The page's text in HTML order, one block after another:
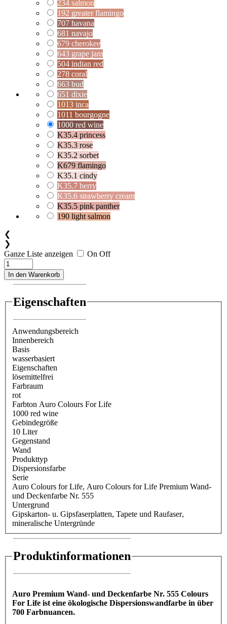
234 salmon
192 greater flamingo
707 havana
681 navajo
679 cherokee
643 grape jam
504 indian red
278 coral
663 bud
651 dixie
1013 inca
1011 bourgogne
1000 red wine
K35.4 princess
K35.3 rose
K35.2 sorbet
K679 flamingo
K35.1 cindy
K35.7 berry
K35.6 strawberry cream
K35.5 pink panther
190 light salmon
❮
❯
Ganze Liste anzeigen
On Off
In den Warenkorb
Eigenschaften
Anwendungsbereich
Innenbereich
Basis
wasserbasiert
Eigenschaften
lösemittelfrei
Farbraum
rot
Farbton Auro Colours For Life
1000 red wine
Gebindegröße
10 Liter
Gegenstand
Wand
Produkttyp
Dispersionsfarbe
Serie
Auro Colours for Life, Auro Colours for Life Premium Wand-
und Deckenfarbe Nr. 555
Untergrund
Gipskarton- u. Gipsfaserplatten, Tapete und Raufaser,
mineralische Untergründe
Produktinformationen
Auro Premium Wand- und Deckenfarbe Nr. 555 Colours
For Life ist eine ökologische Dispersionswandfarbe in über
700 Farbnuancen.